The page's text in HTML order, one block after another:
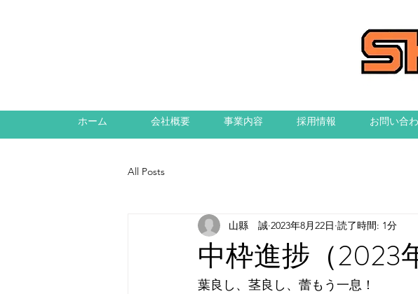
ホーム 会社概要 事業内容 採用情報 お問い合
All Posts
中枠進捗（2023
山縣 誠 2023年8月22日 読了時間: 1分
葉良し、茎良し、蕾もう一息！